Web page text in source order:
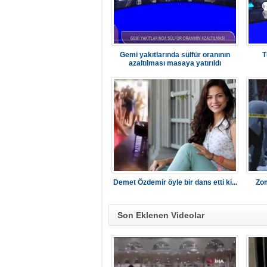
Gemi yakıtlarında sülfür oranının
azaltılması masaya yatırıldı
Demet Özdemir öyle bir dans etti ki...
Son Eklenen Videolar